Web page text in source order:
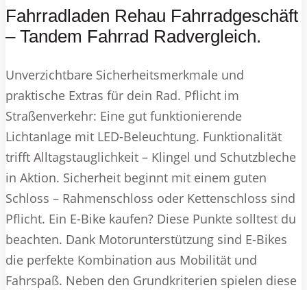
Fahrradladen Rehau Fahrradgeschäft
– Tandem Fahrrad Radvergleich.
Unverzichtbare Sicherheitsmerkmale und
praktische Extras für dein Rad. Pflicht im
Straßenverkehr: Eine gut funktionierende
Lichtanlage mit LED-Beleuchtung. Funktionalität
trifft Alltagstauglichkeit – Klingel und Schutzbleche
in Aktion. Sicherheit beginnt mit einem guten
Schloss – Rahmenschloss oder Kettenschloss sind
Pflicht. Ein E-Bike kaufen? Diese Punkte solltest du
beachten. Dank Motorunterstützung sind E-Bikes
die perfekte Kombination aus Mobilität und
Fahrspaß. Neben den Grundkriterien spielen diese